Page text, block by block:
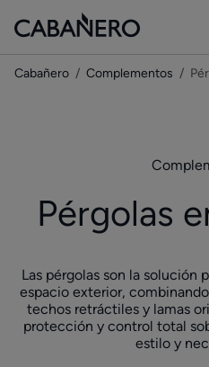
Cabañero Complementos
Pérgolas
Las pérgolas son la solución
espacio exterior,
techos retráctiles y lamas
protección y control total
estilo y